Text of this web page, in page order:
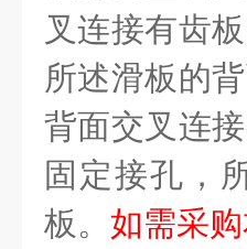
叉连接有齿
所述滑板的
背面交叉连
固定接孔，
板。 如需采